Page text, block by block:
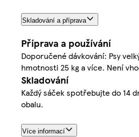
Skladování a příprava
Příprava a používání
Doporučené dávkování: Psy
hmotnosti 25 kg a více. Není
Skladování
Každý sáček spotřebujte do 14
obalu.
Více informací